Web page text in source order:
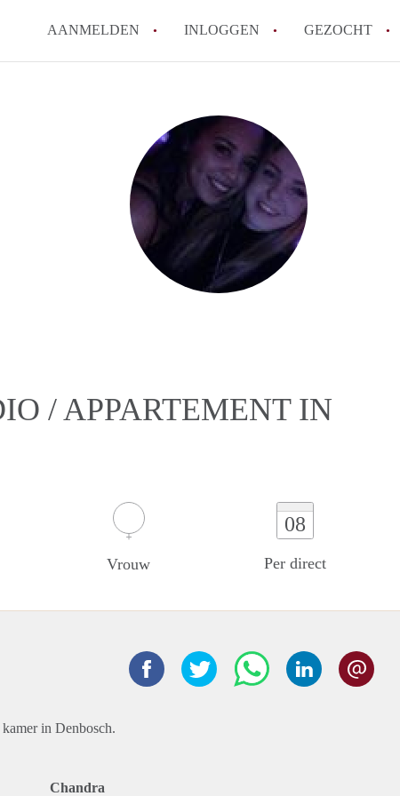
AANMELDEN INLOGGEN GEZOCHT
Berekent KamerDenBosch
Wat is de privacyverklaring
Is KamerDenBosch
in Den Bosch?
Alle veelgestelde vragen
/ APPARTEMENT IN
Vrouw
08
Per direct
in Denbosch.
Chandra